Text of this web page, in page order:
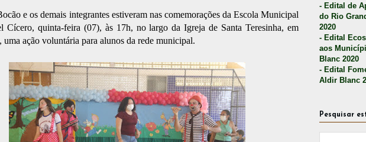
e os demais integrantes estiveram nas comemorações da Escola Municipal
Cícero, quinta-feira (07), às 17h, no largo da Igreja de Santa Teresinha, em
uma ação voluntária para alunos da rede municipal.
- Edital de
do Rio
2020
- Edital
aos
Blanc 2020
- Edital
Aldir Blanc
Pesquisar